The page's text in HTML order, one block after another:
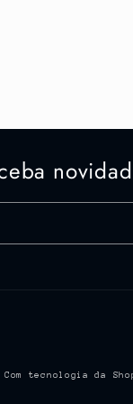
Com tecnologia da